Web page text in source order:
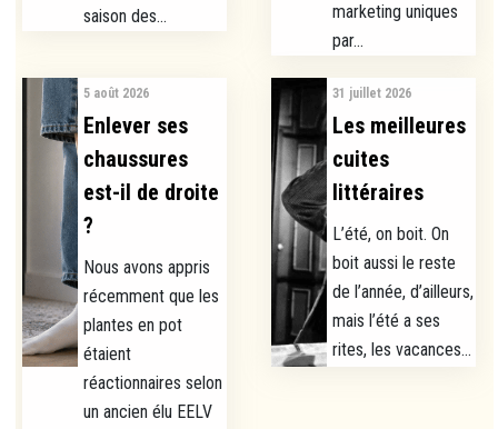
saison des...
marketing uniques
par...
5 août 2026
Enlever ses
chaussures
est-il de droite
?
Nous avons appris
récemment que les
plantes en pot
étaient
réactionnaires selon
un ancien élu EELV
31 juillet 2026
Les meilleures
cuites
littéraires
L’été, on boit. On
boit aussi le reste
de l’année, d’ailleurs,
mais l’été a ses
rites, les vacances...